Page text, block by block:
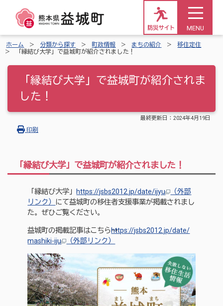
防災サイト MENU
ホーム 分類から探す 町政情報 まちの紹介
移住定住
「縁結び大学」で益城町が紹介されました！
「縁結び大学」で益城町が紹介されま
した！
最終更新日： 2024年4月19日
印刷
「縁結び大学」で益城町が紹介されました！
「縁結び大学」 https://jsbs2012.jp/date/ijyu
（外部
リンク） にて益城町の移住者支援事業が掲載されまし
た。ぜひご覧ください。
益城町の掲載記事はこちら→https://jsbs2012.jp/date/
mashiki-iju
（外部リンク）